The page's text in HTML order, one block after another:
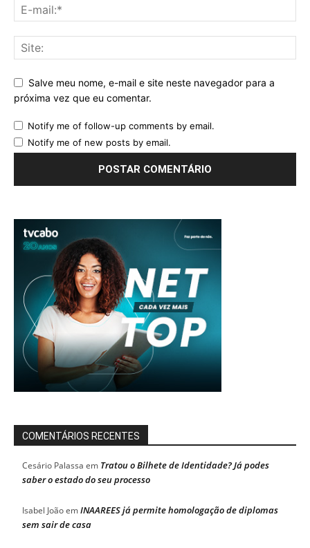
Salve meu nome, e-mail e site neste navegador para a
próxima vez que eu comentar.
Notify me of follow-up comments by email.
Notify me of new posts by email.
COMENTÁRIOS RECENTES
Cesário Palassa em Tratou o Bilhete de Identidade? Já podes
saber o estado do seu processo
Isabel JoãoemINAAREES já permite homologação de diplomas
sem sair de casa